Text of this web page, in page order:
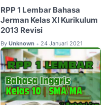
RPP 1 Lembar Bahasa
Jerman Kelas XI Kurikulum
2013 Revisi
By Unknown • 24 Januari 2021